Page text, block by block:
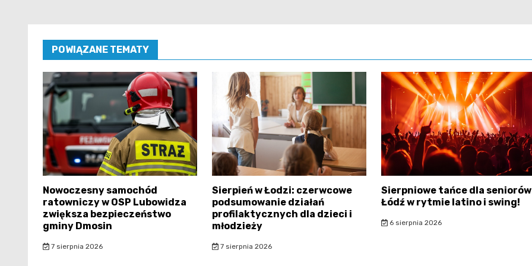
POWIĄZANE TEMATY
Nowoczesny samochód
ratowniczy w OSP Lubowidza
zwiększa bezpieczeństwo
gminy Dmosin
7 sierpnia 2026
Sierpień w Łodzi: czerwcowe
podsumowanie działań
profilaktycznych dla dzieci i
młodzieży
7 sierpnia 2026
Sierpniowe tańce dla
Łódź w rytmie latino i swing!
6 sierpnia 2026